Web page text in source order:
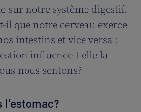
sur notre système digestif.
il que notre cerveau exerce
intestins et vice versa :
influence-t-elle la
nous sentons?